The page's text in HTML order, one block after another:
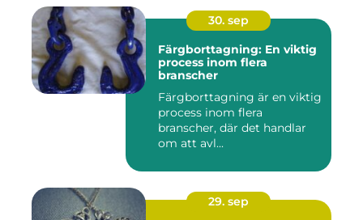
30. sep
Färgborttagning: En viktig
process inom flera
branscher
Färgborttagning är en viktig
process inom flera
branscher, där det handlar
om att avl...
29. sep